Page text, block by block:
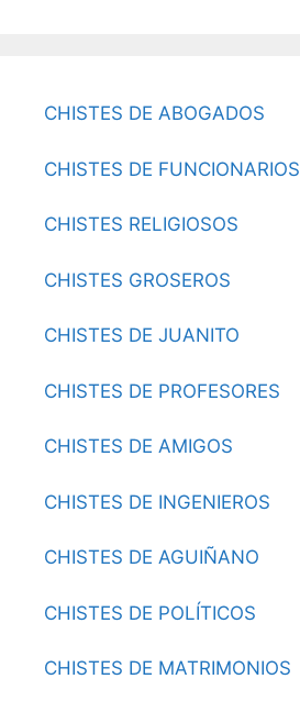
CHISTES DE ABOGADOS
CHISTES DE FUNCIONARIOS
CHISTES RELIGIOSOS
CHISTES GROSEROS
CHISTES DE JUANITO
CHISTES DE PROFESORES
CHISTES DE AMIGOS
CHISTES DE INGENIEROS
CHISTES DE AGUIÑANO
CHISTES DE POLÍTICOS
CHISTES DE MATRIMONIOS